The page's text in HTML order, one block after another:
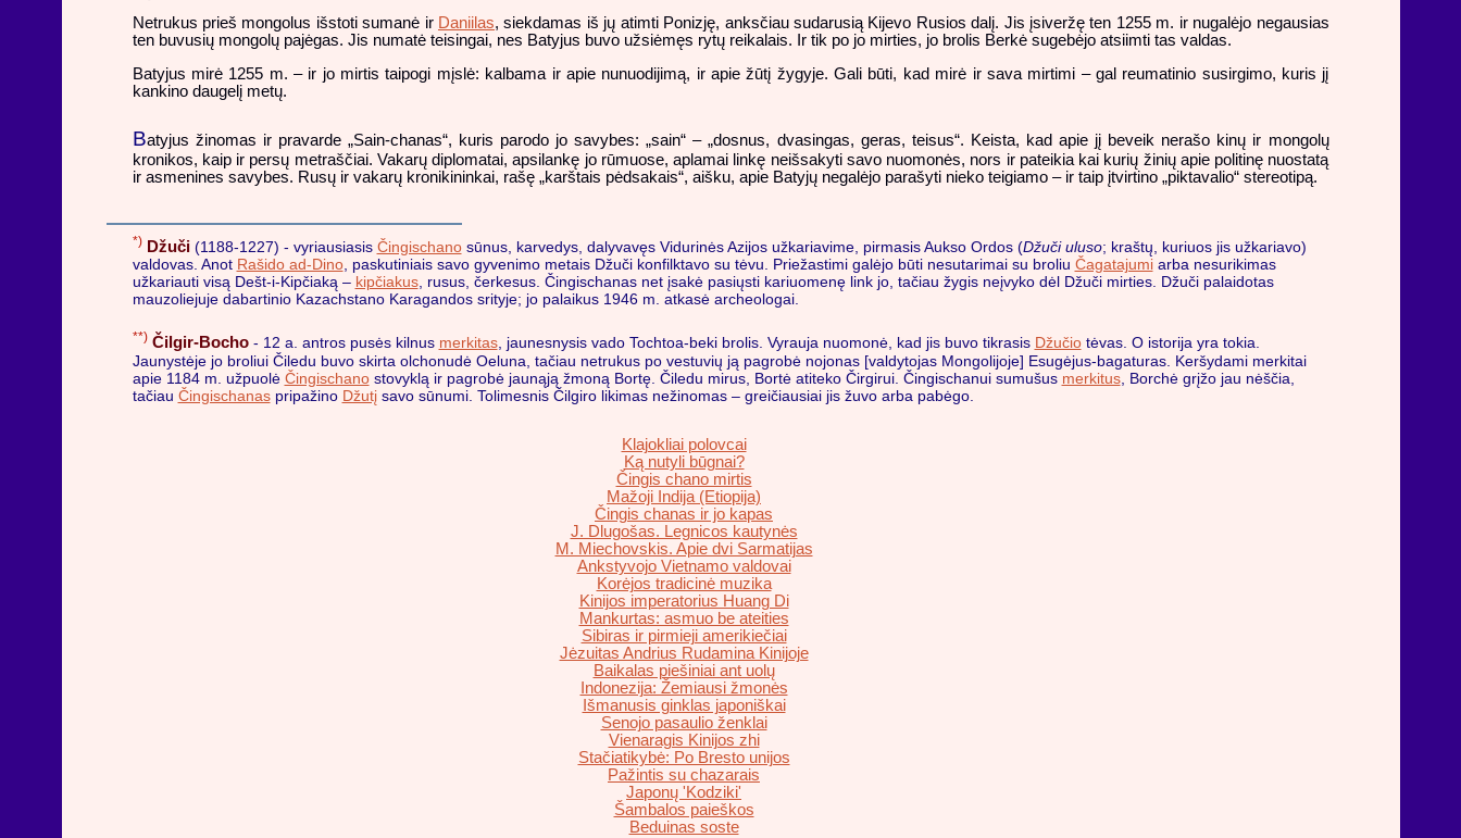
Netrukus prieš mongolus išstoti sumanė ir Daniilas, siekdamas iš jų atimti Ponizję, anksčiau sudarusią Kijevo Rusios dalį. Jis įsiveržę ten 1255 m. ir nugalėjo negausias
ten buvusių mongolų pajėgas. Jis numatė teisingai, nes Batyjus buvo užsiėmęs rytų reikalais. Ir tik po jo mirties, jo brolis Berkė sugebėjo atsiimti tas valdas.
Batyjus mirė 1255 m. – ir jo mirtis taipogi mįslė: kalbama ir apie nunuodijimą, ir apie žūtį žygyje. Gali būti, kad mirė ir sava mirtimi – gal reumatinio susirgimo, kuris jį
kankino daugelį metų.
Batyjus žinomas ir pravarde „Sain-chanas“, kuris parodo jo savybes: „sain“ – „dosnus, dvasingas, geras, teisus“. Keista, kad apie jį beveik nerašo kinų ir mongolų
kronikos, kaip ir persų metraščiai. Vakarų diplomatai, apsilankę jo rūmuose, aplamai linkę neišsakyti savo nuomonės, nors ir pateikia kai kurių žinių apie politinę nuostatą
ir asmenines savybes. Rusų ir vakarų kronikininkai, rašę „karštais pėdsakais“, aišku, apie Batyjų negalėjo parašyti nieko teigiamo – ir taip įtvirtino „piktavalio“ stereotipą.
*) Džuči(1188-1227) - vyriausiasis Čingischanosūnus, karvedys, dalyvavęs Vidurinės Azijos užkariavime, pirmasis Aukso Ordos (Džuči uluso; kraštų, kuriuos jis užkariavo)
valdovas. Anot Rašido ad-Dino, paskutiniais savo gyvenimo metais Džuči konfilktavo su tėvu. Priežastimi galėjo būti nesutarimai su broliu Čagatajumiarba nesurikimas
užkariauti visą Dešt-i-Kipčiaką – kipčiakus, rusus, čerkesus. Čingischanas net įsakė pasiųsti kariuomenę link jo, tačiau žygis neįvyko dėl Džuči mirties. Džuči palaidotas
mauzoliejuje dabartinio Kazachstano Karagandos srityje; jo palaikus 1946 m. atkasė archeologai.
**) Čilgir-Bocho- 12 a. antros pusės kilnus merkitas, jaunesnysis vado Tochtoa-beki brolis. Vyrauja nuomonė, kad jis buvo tikrasis Džučiotėvas. O istorija yra tokia.
Jaunystėje jo broliui Čiledu buvo skirta olchonudė Oeluna, tačiau netrukus po vestuvių ją pagrobė nojonas [valdytojas Mongolijoje] Esugėjus-bagaturas. Keršydami merkitai
apie 1184 m. užpuolė Čingischanostovyklą ir pagrobė jaunąją žmoną Bortę. Čiledu mirus, Bortė atiteko Čirgirui. Čingischanui sumušus merkitus, Borchė grįžo jau nėščia,
tačiau Čingischanaspripažino Džutįsavo sūnumi. Tolimesnis Čilgiro likimas nežinomas – greičiausiai jis žuvo arba pabėgo.
Klajokliai polovcai
Ką nutyli būgnai?
Čingis chano mirtis
Mažoji Indija (Etiopija)
Čingis chanas ir jo kapas
J. Dlugošas. Legnicos kautynės
M. Miechovskis. Apie dvi Sarmatijas
Ankstyvojo Vietnamo valdovai
Korėjos tradicinė muzika
Kinijos imperatorius Huang Di
Mankurtas: asmuo be ateities
Sibiras ir pirmieji amerikiečiai
Jėzuitas Andrius Rudamina Kinijoje
Baikalas piešiniai ant uolų
Indonezija: Žemiausi žmonės
Išmanusis ginklas japoniškai
Senojo pasaulio ženklai
Vienaragis Kinijos zhi
Stačiatikybė: Po Bresto unijos
Pažintis su chazarais
Japonų 'Kodziki'
Šambalos paieškos
Beduinas soste